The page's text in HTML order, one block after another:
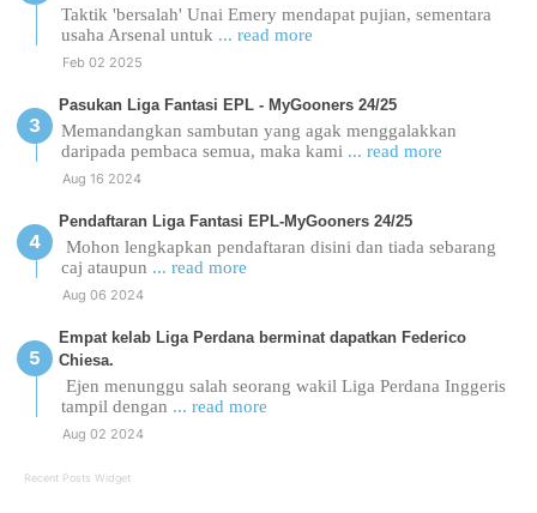
Taktik 'bersalah' Unai Emery mendapat pujian, sementara
usaha Arsenal untuk ... read more
Feb 02 2025
Pasukan Liga Fantasi EPL - MyGooners 24/25
Memandangkan sambutan yang agak menggalakkan
daripada pembaca semua, maka kami ... read more
Aug 16 2024
Pendaftaran Liga Fantasi EPL-MyGooners 24/25
Mohon lengkapkan pendaftaran disini dan tiada sebarang
caj ataupun ... read more
Aug 06 2024
Empat kelab Liga Perdana berminat dapatkan Federico
Chiesa.
Ejen menunggu salah seorang wakil Liga Perdana Inggeris
tampil dengan ... read more
Aug 02 2024
Recent Posts Widget